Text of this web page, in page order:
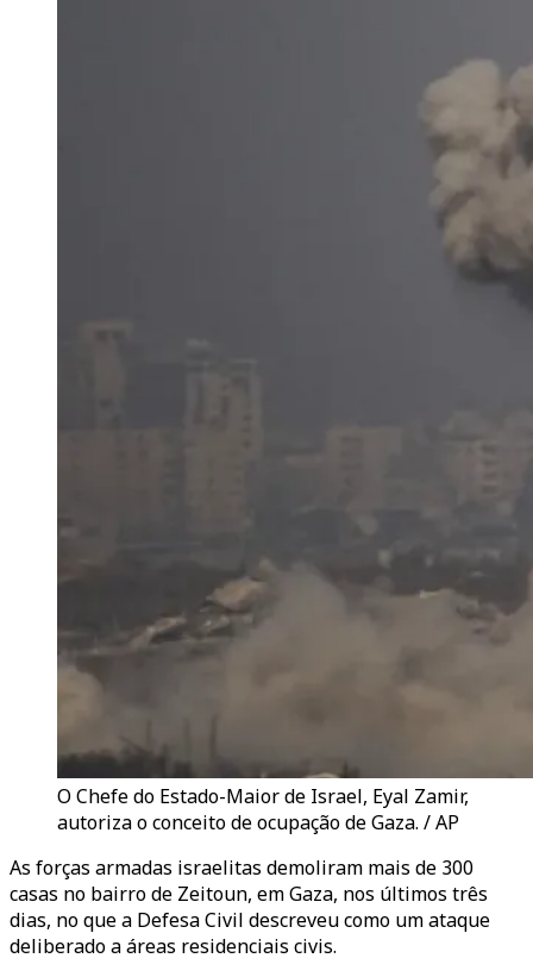
O Chefe do Estado-Maior de Israel, Eyal Zamir,
autoriza o conceito de ocupação de Gaza. / AP
As forças armadas israelitas demoliram mais de 300
casas no bairro de Zeitoun, em Gaza, nos últimos três
dias, no que a Defesa Civil descreveu como um ataque
deliberado a áreas residenciais civis.